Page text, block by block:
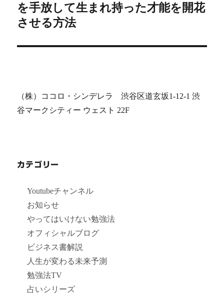
シ
ョ
ン
の
投
を手放して生まれ持った才能を開花
させる方法
（株）ココロ・シンデレラ 渋谷区道玄坂1-12-1 渋
谷マークシティー ウェスト 22F
カテゴリー
Youtubeチャンネル
お知らせ
やってはいけない勉強法
オフィシャルブログ
ビジネス書解説
人生が変わる未来予測
勉強法TV
占いシリーズ